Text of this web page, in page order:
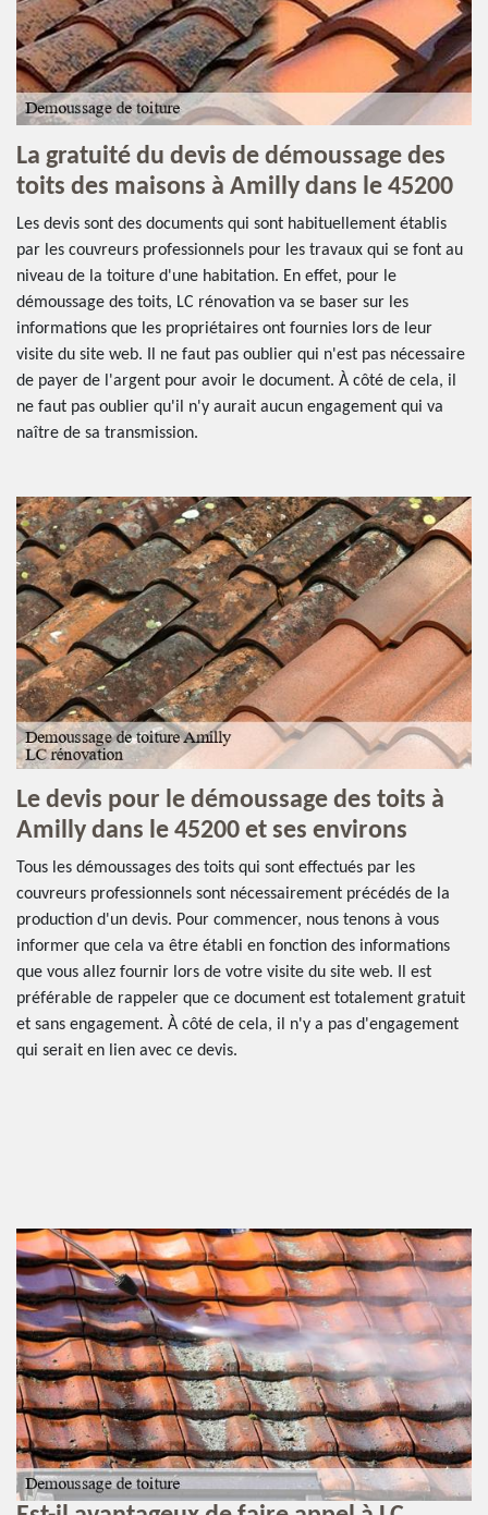
La gratuité du devis de démoussage des
toits des maisons à Amilly dans le 45200
Les devis sont des documents qui sont habituellement établis
par les couvreurs professionnels pour les travaux qui se font au
niveau de la toiture d'une habitation. En effet, pour le
démoussage des toits, LC rénovation va se baser sur les
informations que les propriétaires ont fournies lors de leur
visite du site web. Il ne faut pas oublier qui n'est pas nécessaire
de payer de l'argent pour avoir le document. À côté de cela, il
ne faut pas oublier qu'il n'y aurait aucun engagement qui va
naître de sa transmission.
Le devis pour le démoussage des toits à
Amilly dans le 45200 et ses environs
Tous les démoussages des toits qui sont effectués par les
couvreurs professionnels sont nécessairement précédés de la
production d'un devis. Pour commencer, nous tenons à vous
informer que cela va être établi en fonction des informations
que vous allez fournir lors de votre visite du site web. Il est
préférable de rappeler que ce document est totalement gratuit
et sans engagement. À côté de cela, il n'y a pas d'engagement
qui serait en lien avec ce devis.